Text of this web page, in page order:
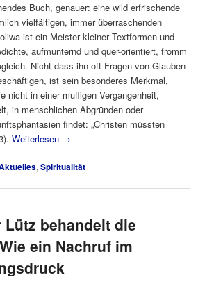
Buch, genauer: eine wild erfrischende
vielfältigen, immer überraschenden
ist ein Meister kleiner Textformen und
aufmunternd und quer-orientiert, fromm
Nicht dass ihn oft Fragen von Glauben
ist sein besonderes Merkmal,
nicht in einer muffigen Vergangenheit,
in menschlichen Abgründen oder
findet: „Christen müssten
Weiterlesen →
,Spiritualität
Lütz behandelt die
ein Nachruf im